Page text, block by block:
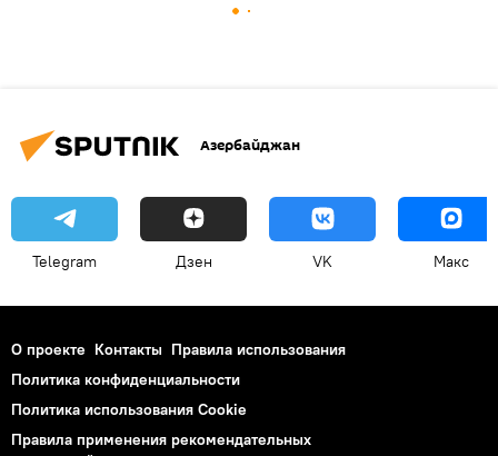
Азербайджан
Telegram Дзен VK Макс
О проекте Контакты Правила использования
Политика конфиденциальности
Политика использования Cookie
Правила применения рекомендательных